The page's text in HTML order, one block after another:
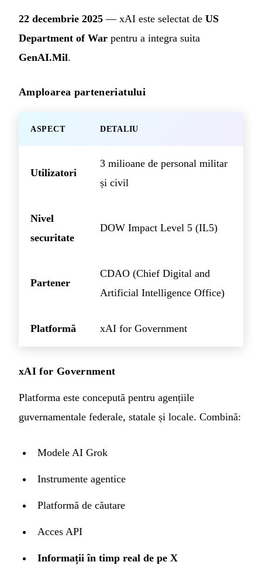
22 decembrie 2025 — xAI este selectat de US
Department of War pentru a integra suita
GenAI.Mil.
Amploarea parteneriatului
ASPECT DETALIU
Utilizatori
3 milioane de personal militar
și civil
Nivel
securitate
DOW Impact Level 5 (IL5)
Partener
CDAO (Chief Digital and
Artificial Intelligence Office)
Platformă xAI for Government
xAI for Government
Platforma este concepută pentru agențiile
guvernamentale federale, statale și locale. Combină:
Modele AI Grok
Instrumente agentice
Platformă de căutare
Acces API
Informații în timp real de pe X